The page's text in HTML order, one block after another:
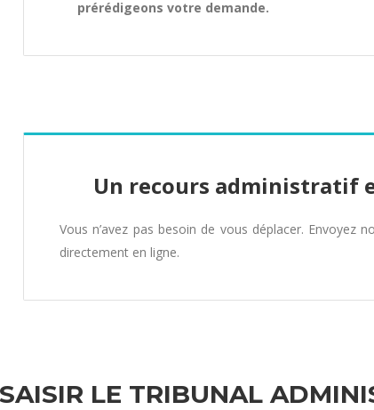
prérédigeons votre demande.
Un recours administratif
Vous n’avez pas besoin de vous déplacer. Envoyez
directement en ligne.
LE TRIBUNAL